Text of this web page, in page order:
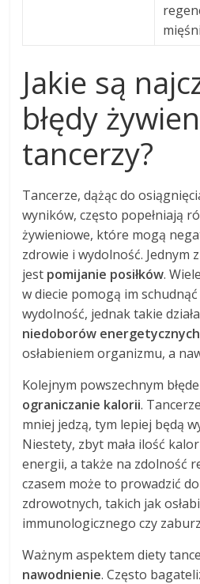
Jakie są
błędy
tancerzy?
Tancerze, dążąc do
wyników, często popełniają
żywieniowe, które mogą
zdrowie i wydolność. Jednym
jest pomijanie posiłków.
w diecie pomogą im
wydolność, jednak takie
niedoborów energetycznych
osłabieniem organizmu, a
Kolejnym powszechnym
ograniczanie kalorii.
mniej jedzą, tym lepiej będą
Niestety, zbyt mała ilość
energii, a także na zdolność
czasem może to prowadzić
zdrowotnych, takich jak
immunologicznego czy
Ważnym aspektem diety
nawodnienie. Często